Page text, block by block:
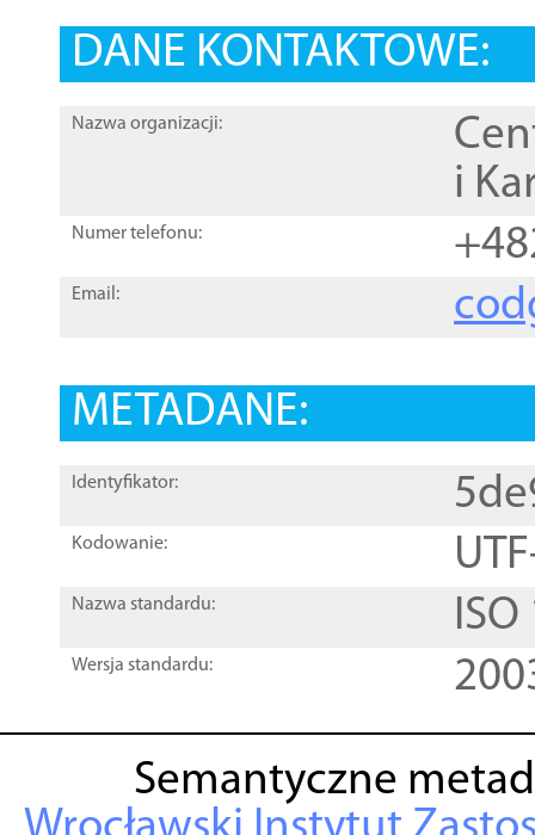
DANE KONTAKTOWE:
Nazwa organizacji:
i
Numer telefonu:
Email:
METADANE:
Identyfikator:
Kodowanie:
Nazwa standardu:
Wersja standardu:
Semantyczne